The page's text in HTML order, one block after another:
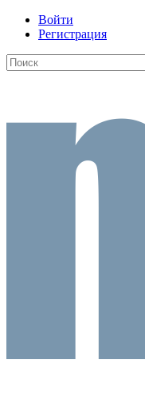
Войти
Регистрация